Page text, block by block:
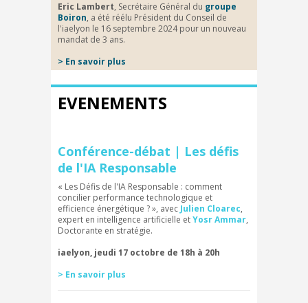
Eric Lambert, Secrétaire Général du groupe
Boiron, a été réélu Président du Conseil de
l'iaelyon le 16 septembre 2024 pour un nouveau
mandat de 3 ans.
> En savoir plus
EVENEMENTS
Conférence-débat | Les défis
de l'IA Responsable
« Les Défis de l'IA Responsable : comment
concilier performance technologique et
efficience énergétique ? », avec Julien Cloarec,
expert en intelligence artificielle etYosr Ammar,
Doctorante en stratégie.
iaelyon, jeudi 17 octobre de 18h à 20h
> En savoir plus